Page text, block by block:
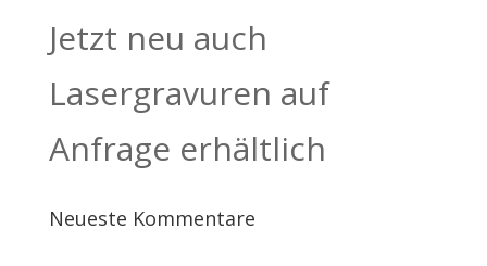
Jetzt neu auch
Lasergravuren auf
Anfrage erhältlich
Neueste Kommentare